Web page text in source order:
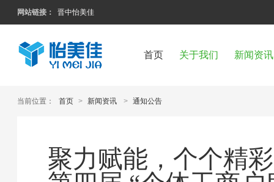
网站链接： 晋中怡美佳
首页 关于我们 新闻资讯
当前位置： 首页 > 新闻资讯 > 通知公告
聚力赋能，个个精